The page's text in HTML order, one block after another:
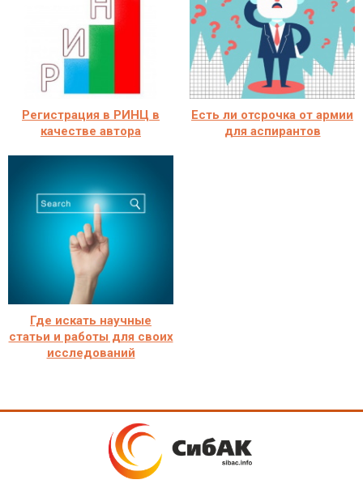
Регистрация в РИНЦ в
качестве автора
Есть ли отсрочка от армии
для аспирантов
Где искать научные
статьи и работы для своих
исследований